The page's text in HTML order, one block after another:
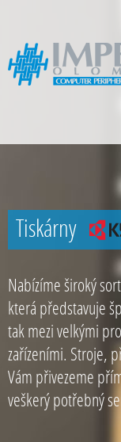
Tiskárny
Nabízíme široký
která představuje
tak mezi velkými
zařízeními. Stroje,
Vám přivezeme
veškerý potřebný